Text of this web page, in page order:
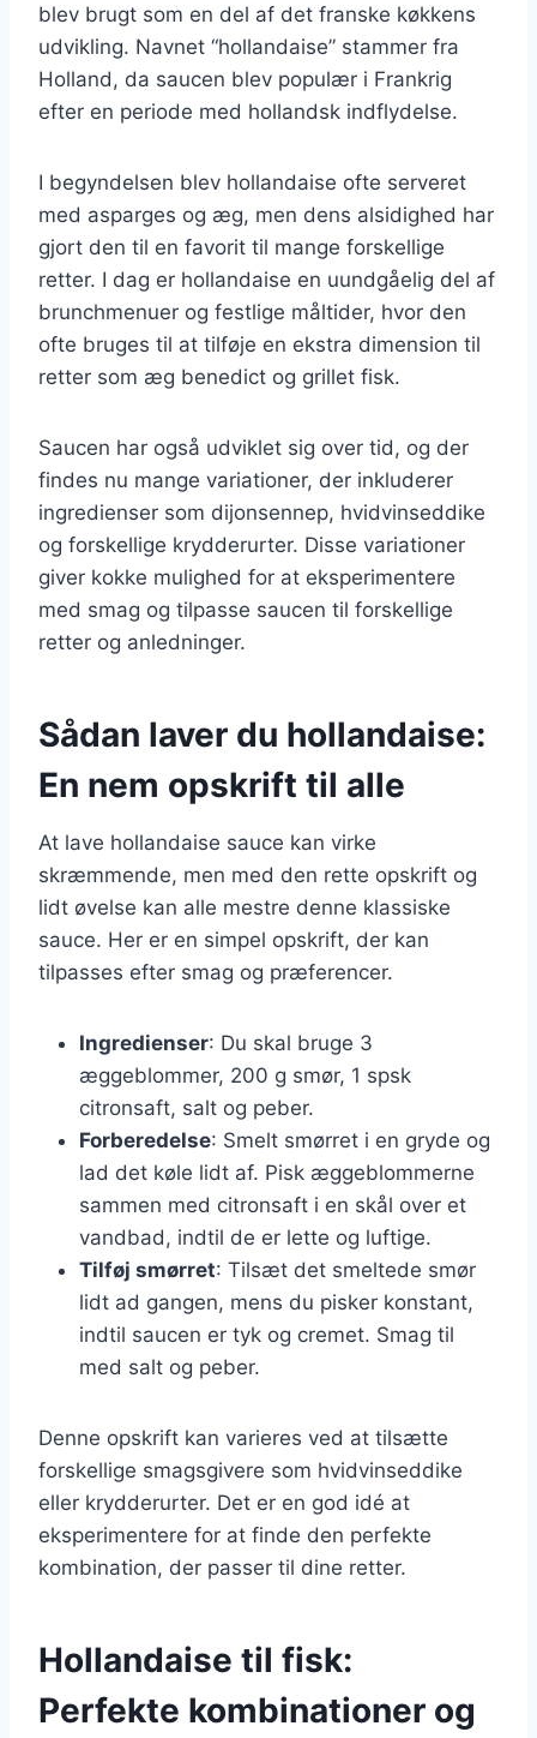
blev brugt som en del af det franske køkkens
udvikling. Navnet “hollandaise” stammer fra
Holland, da saucen blev populær i Frankrig
efter en periode med hollandsk indflydelse.
I begyndelsen blev hollandaise ofte serveret
med asparges og æg, men dens alsidighed har
gjort den til en favorit til mange forskellige
retter. I dag er hollandaise en uundgåelig del af
brunchmenuer og festlige måltider, hvor den
ofte bruges til at tilføje en ekstra dimension til
retter som æg benedict og grillet fisk.
Saucen har også udviklet sig over tid, og der
findes nu mange variationer, der inkluderer
ingredienser som dijonsennep, hvidvinseddike
og forskellige krydderurter. Disse variationer
giver kokke mulighed for at eksperimentere
med smag og tilpasse saucen til forskellige
retter og anledninger.
Sådan laver du hollandaise:
En nem opskrift til alle
At lave hollandaise sauce kan virke
skræmmende, men med den rette opskrift og
lidt øvelse kan alle mestre denne klassiske
sauce. Her er en simpel opskrift, der kan
tilpasses efter smag og præferencer.
Ingredienser: Du skal bruge 3
æggeblommer, 200 g smør, 1 spsk
citronsaft, salt og peber.
Forberedelse: Smelt smørret i en gryde og
lad det køle lidt af. Pisk æggeblommerne
sammen med citronsaft i en skål over et
vandbad, indtil de er lette og luftige.
Tilføj smørret: Tilsæt det smeltede smør
lidt ad gangen, mens du pisker konstant,
indtil saucen er tyk og cremet. Smag til
med salt og peber.
Denne opskrift kan varieres ved at tilsætte
forskellige smagsgivere som hvidvinseddike
eller krydderurter. Det er en god idé at
eksperimentere for at finde den perfekte
kombination, der passer til dine retter.
Hollandaise til fisk:
Perfekte kombinationer og